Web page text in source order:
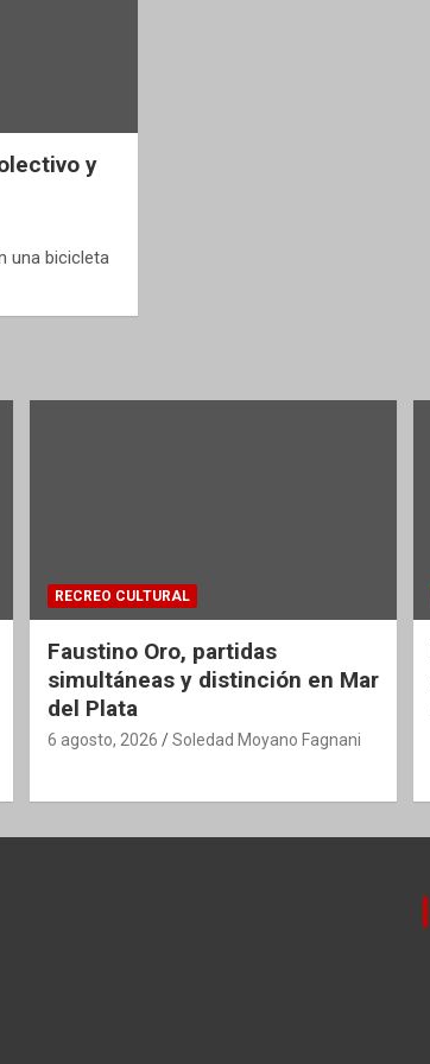
y
una bicicleta
RECREO CULTURAL
Faustino Oro, partidas
simultáneas y distinción en Mar
del Plata
6 agosto, 2026 Soledad Moyano Fagnani